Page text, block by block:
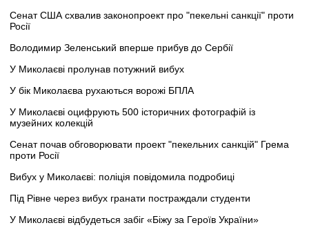
Сенат США схвалив законопроект про "пекельні санкції" проти
Росії
Володимир Зеленський вперше прибув до Сербії
У Миколаєві пролунав потужний вибух
У бік Миколаєва рухаються ворожі БПЛА
У Миколаєві оцифрують 500 історичних фотографій із
музейних колекцій
Сенат почав обговорювати проект "пекельних санкцій" Грема
проти Росії
Вибух у Миколаєві: поліція повідомила подробиці
Під Рівне через вибух гранати постраждали студенти
У Миколаєві відбудеться забіг «Біжу за Героїв України»